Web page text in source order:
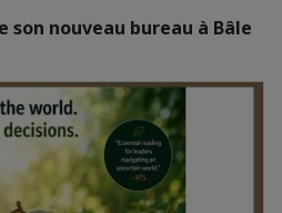
son nouveau bureau à Bâle